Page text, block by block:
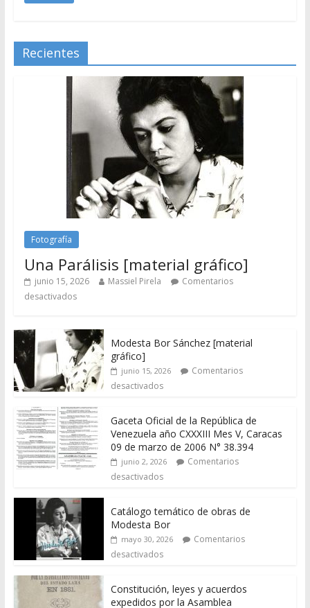
Recientes
Fotografía
Una Parálisis [material gráfico]
junio 15, 2026 Massiel Pirela
Comentarios
desactivados
Modesta Bor Sánchez [material
gráfico]
junio 15, 2026
Comentarios
desactivados
Gaceta Oficial de la República de
Venezuela año CXXXIII Mes V, Caracas
09 de marzo de 2006 N° 38.394
junio 2, 2026
Comentarios
desactivados
Catálogo temático de obras de
Modesta Bor
mayo 30, 2026
Comentarios
desactivados
Constitución, leyes y acuerdos
expedidos por la Asamblea